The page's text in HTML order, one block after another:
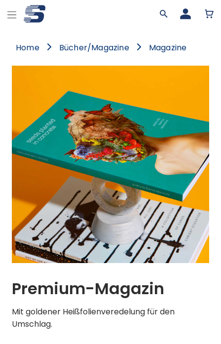
Home Bücher/Magazine Magazine
Premium-Magazin
Mit goldener Heißfolienveredelung für den
Umschlag.